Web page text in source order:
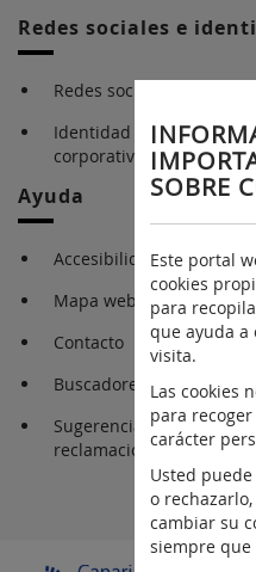
Redes sociales e
Redes sociales
Identidad gráfica
corporativa
Ayuda
Accesibilidad
Mapa web
Contacto
Buscadores
Sugerencia y
reclamaciones
SOBRE
Este portal
cookies
para
que ayuda a
visita.
Las cookies
para
carácter
Usted
o
cambiar su
siempre que